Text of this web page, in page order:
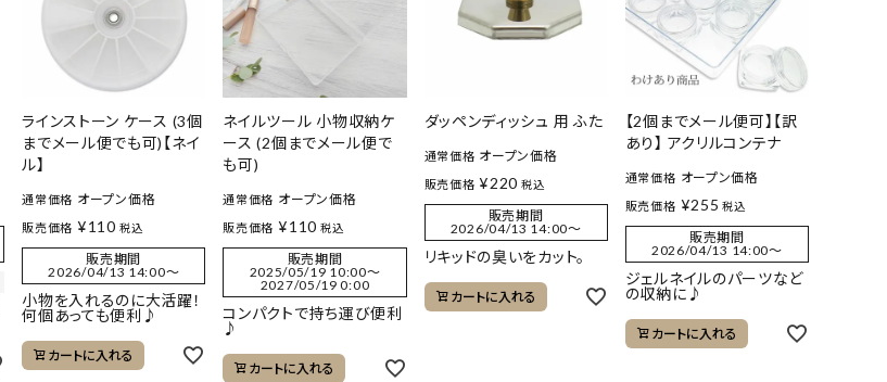
ラインストーン ケース (3個
までメール便でも可)【ネイ
ル】
通常価格 オープン価格
販売価格 ¥110 税込
販売期間
2026/04/13 14:00〜
小物を入れるのに大活躍！
何個あっても便利♪
カートに入れる
ネイルツール 小物収納ケ
ース (2個までメール便で
も可)
通常価格 オープン価格
販売価格 ¥110 税込
販売期間
2025/05/19 10:00〜
2027/05/19 0:00
コンパクトで持ち運び便利
♪
カートに入れる
ダッペンディッシュ 用 ふた
通常価格 オープン価格
販売価格 ¥220 税込
販売期間
2026/04/13 14:00〜
リキッドの臭いをカット。
カートに入れる
【2個までメール便可】【訳
あり】 アクリルコンテナ
通常価格 オープン価格
販売価格 ¥255 税込
販売期間
2026/04/13 14:00〜
ジェルネイルのパーツなど
の収納に♪
カートに入れる